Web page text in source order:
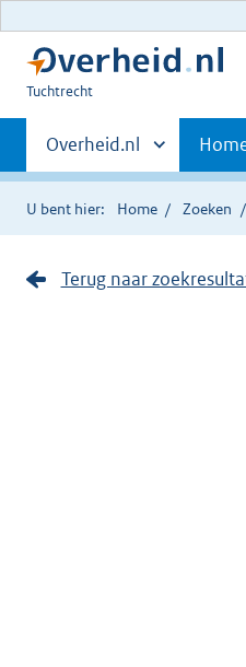
U
hier:
Tuchtrecht
Primaire
navigatie
Andere
sites
binnen
Overheid.nl
U bent hier: Home Zoeken
Terug naar